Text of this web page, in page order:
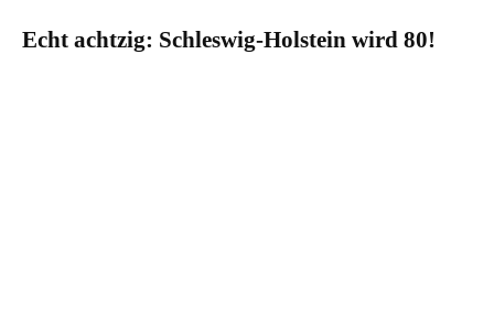
Echt achtzig: Schleswig-Holstein wird 80!